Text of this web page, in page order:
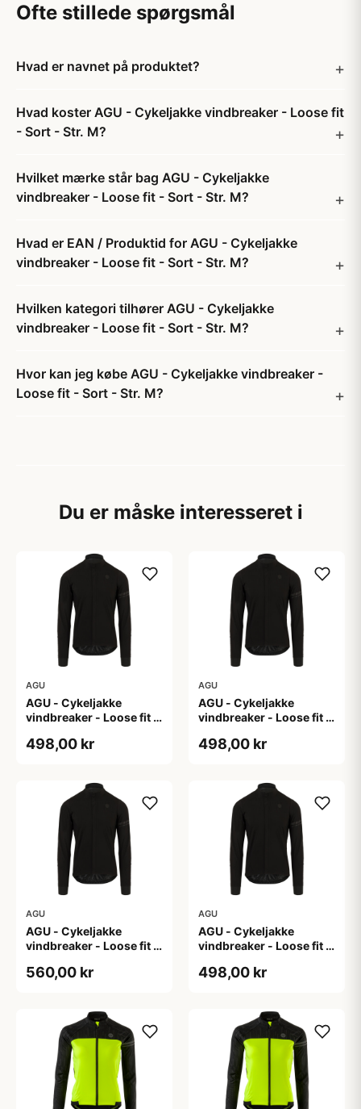
Ofte stillede spørgsmål
Hvad er navnet på produktet?
Hvad koster AGU - Cykeljakke vindbreaker - Loose fit
- Sort - Str. M?
Hvilket mærke står bag AGU - Cykeljakke
vindbreaker - Loose fit - Sort - Str. M?
Hvad er EAN / Produktid for AGU - Cykeljakke
vindbreaker - Loose fit - Sort - Str. M?
Hvilken kategori tilhører AGU - Cykeljakke
vindbreaker - Loose fit - Sort - Str. M?
Hvor kan jeg købe AGU - Cykeljakke vindbreaker -
Loose fit - Sort - Str. M?
Du er måske interesseret i
AGU
AGU - Cykeljakke
vindbreaker - Loose fit -
498,00 kr
AGU
AGU - Cykeljakke
vindbreaker - Loose fit -
498,00 kr
AGU
AGU - Cykeljakke
vindbreaker - Loose fit -
560,00 kr
AGU
AGU - Cykeljakke
vindbreaker - Loose fit -
498,00 kr